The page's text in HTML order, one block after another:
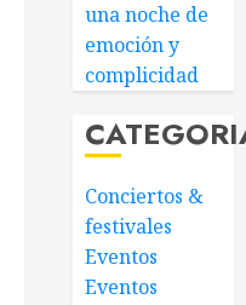
una noche de
emoción y
complicidad
Conciertos &
festivales
Eventos
Eventos